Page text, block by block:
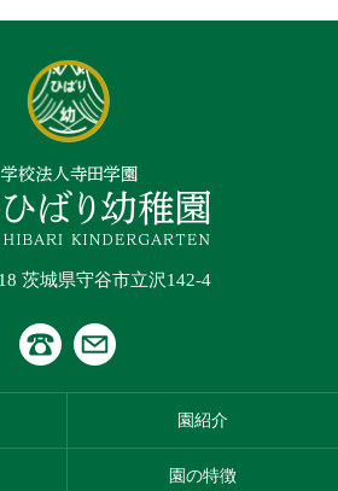
茨城県守谷市立沢142-4
園紹介
園の特徴